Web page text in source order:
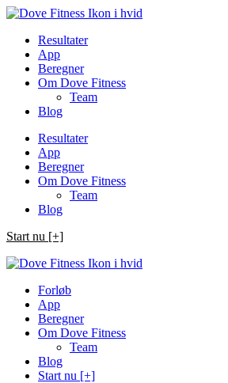
Spring
indholdResultater
App
Beregner
Om Dove Fitness
Team
Blog
Resultater
App
Beregner
Om Dove Fitness
Team
Blog
Start nu [+]
Forløb
App
Beregner
Om Dove Fitness
Team
Blog
Start nu [+]